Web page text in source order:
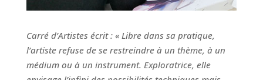
Carré d’Artistes écrit : « Libre dans sa pratique,
l’artiste refuse de se restreindre à un thème, à un
médium ou à un instrument. Exploratrice, elle